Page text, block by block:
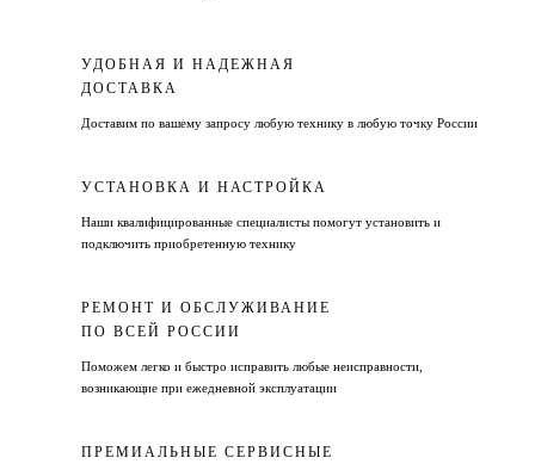
УДОБНАЯ И НАДЕЖНАЯ
ДОСТАВКА
Доставим по вашему запросу любую технику в любую точку России
УСТАНОВКА И НАСТРОЙКА
Наши квалифицированные специалисты помогут установить и
подключить приобретенную технику
РЕМОНТ И ОБСЛУЖИВАНИЕ
ПО ВСЕЙ РОССИИ
Поможем легко и быстро исправить любые неисправности,
возникающие при ежедневной эксплуатации
ПРЕМИАЛЬНЫЕ СЕРВИСНЫЕ